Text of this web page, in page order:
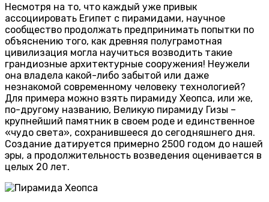
Несмотря на то, что каждый уже привык
ассоциировать Египет с пирамидами, научное
сообщество продолжать предпринимать попытки по
объяснению того, как древняя полуграмотная
цивилизация могла научиться возводить такие
грандиозные архитектурные сооружения! Неужели
она владела какой-либо забытой или даже
незнакомой современному человеку технологией?
Для примера можно взять пирамиду Хеопса, или же,
по-другому названию, Великую пирамиду Гизы –
крупнейший памятник в своем роде и единственное
«чудо света», сохранившееся до сегодняшнего дня.
Создание датируется примерно 2500 годом до нашей
эры, а продолжительность возведения оценивается в
целых 20 лет.